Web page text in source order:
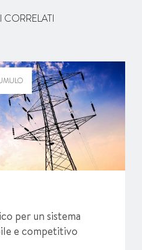
CORRELATI
per un sistema
e competitivo